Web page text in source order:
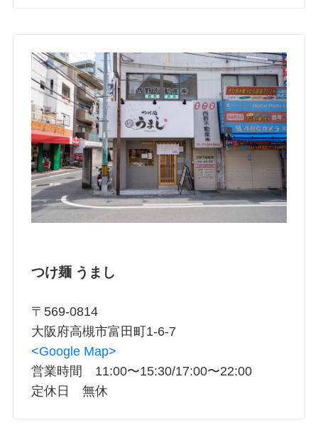
つけ麺 うまし
〒569-0814
大阪府高槻市富田町1-6-7
<Google Map>
営業時間 11:00〜15:30/17:00〜22:00
定休日 無休